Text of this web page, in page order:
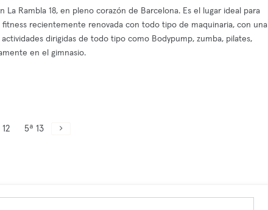
Rambla 18, en pleno corazón de Barcelona. Es el lugar ideal para
recientemente renovada con todo tipo de maquinaria, con una
dirigidas de todo tipo como Bodypump, zumba, pilates,
en el gimnasio.
5ª 13